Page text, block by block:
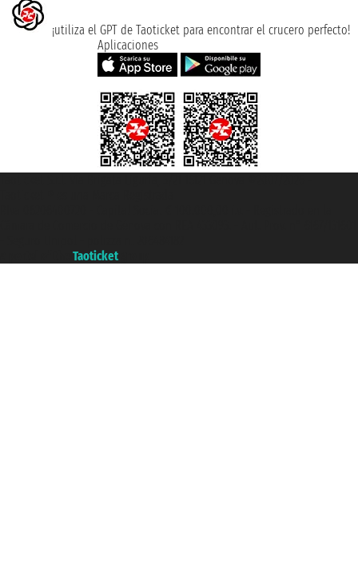
¡utiliza el GPT de Taoticket para encontrar el crucero perfecto!
Aplicaciones
Taoticket